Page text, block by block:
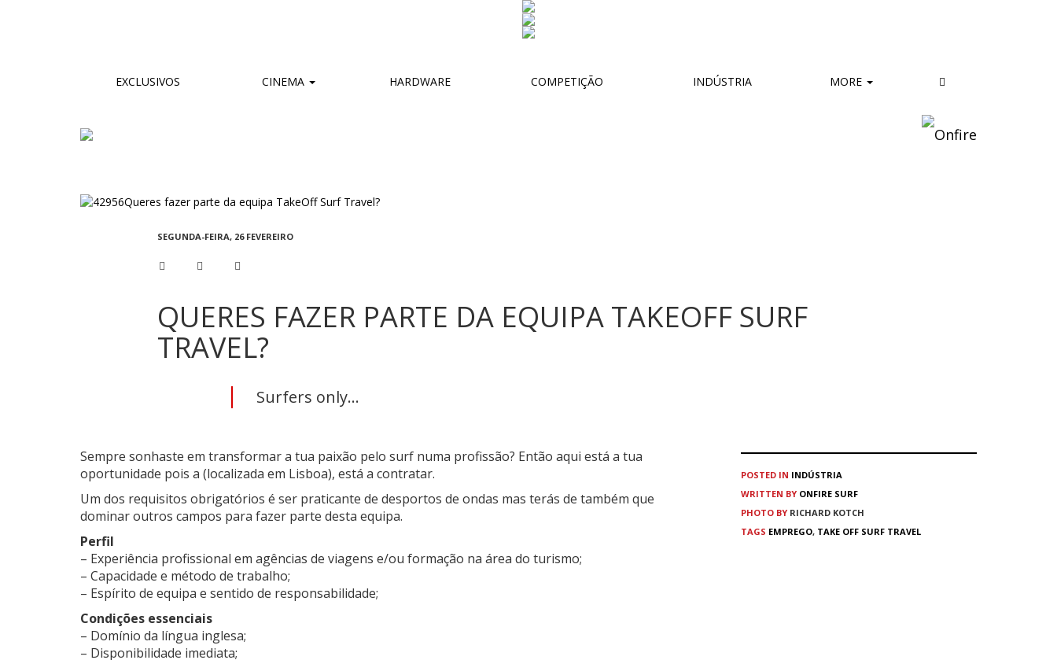
EXCLUSIVOS CINEMA HARDWARE COMPETIÇÃO INDÚSTRIA MORE
SEGUNDA-FEIRA, 26 FEVEREIRO
QUERES FAZER PARTE DA EQUIPA TAKEOFF SURF
TRAVEL?
Surfers only...
Sempre sonhaste em transformar a tua paixão pelo surf numa profissão? Então aqui está a tua
oportunidade pois a (localizada em Lisboa), está a contratar.
Um dos requisitos obrigatórios é ser praticante de desportos de ondas mas terás de também que
dominar outros campos para fazer parte desta equipa.
Perfil
– Experiência profissional em agências de viagens e/ou formação na área do turismo;
– Capacidade e método de trabalho;
– Espírito de equipa e sentido de responsabilidade;
Condições essenciais
– Domínio da língua inglesa;
– Disponibilidade imediata;
POSTED IN INDÚSTRIA
WRITTEN BY ONFIRE SURF
PHOTO BY RICHARD KOTCH
TAGS EMPREGO, TAKE OFF SURF TRAVEL